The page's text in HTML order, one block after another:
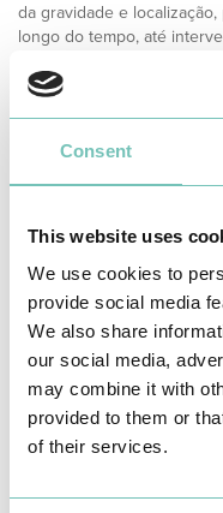
Consent
This website uses
We use cookies to
provide social media
We also share
our social media,
may combine it with
provided to them or
of their services.
da gravidade e
longo do tempo, até
Região
Todas
as
unidades
Consulte aqui
todas as
Unidades de saúde CUF
Centro e Açores